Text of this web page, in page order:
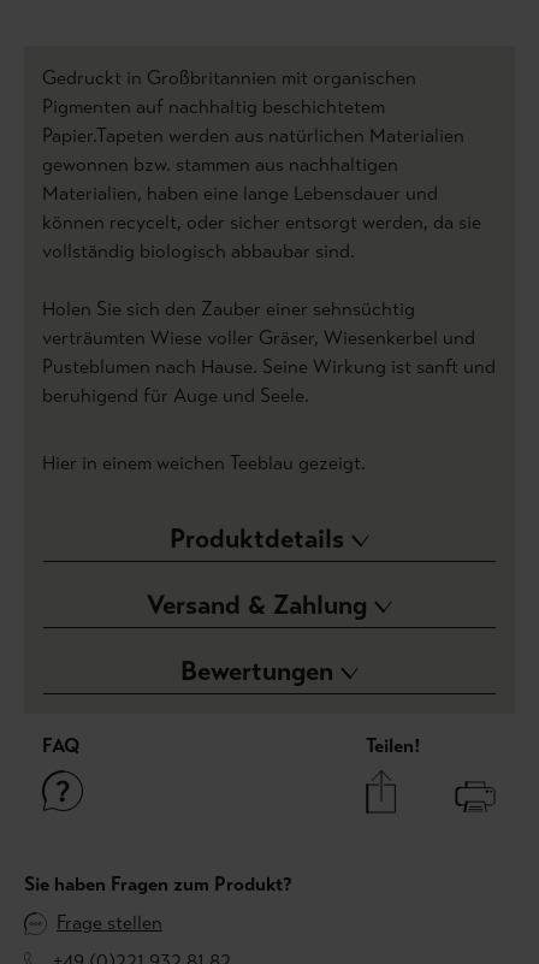
Gedruckt in Großbritannien mit organischen
Pigmenten auf nachhaltig beschichtetem
Papier.Tapeten werden aus natürlichen Materialien
gewonnen bzw. stammen aus nachhaltigen
Materialien, haben eine lange Lebensdauer und
können recycelt, oder sicher entsorgt werden, da sie
vollständig biologisch abbaubar sind.
Holen Sie sich den Zauber einer sehnsüchtig
verträumten Wiese voller Gräser, Wiesenkerbel und
Pusteblumen nach Hause. Seine Wirkung ist sanft und
beruhigend für Auge und Seele.
Hier in einem weichen Teeblau gezeigt.
Produktdetails
Versand & Zahlung
Bewertungen
FAQ Teilen!
Sie haben Fragen zum Produkt?
Frage stellen